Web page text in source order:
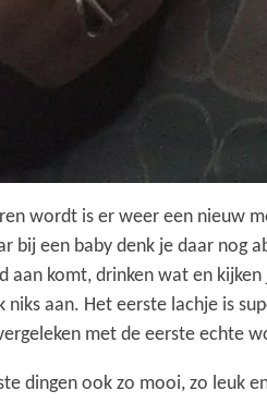
wordt is er weer een nieuw
bij een baby denk je daar nog
aan komt, drinken wat en
niks aan. Het eerste lachje is
met de eerste echte
dingen ook zo mooi, zo leuk